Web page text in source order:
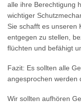
alle ihre Berechtigung
wichtiger
Sie schafft es unseren
entgegen zu stellen,
flüchten und befähigt
Fazit: Es sollten alle
angesprochen werden
Wir sollten aufhören